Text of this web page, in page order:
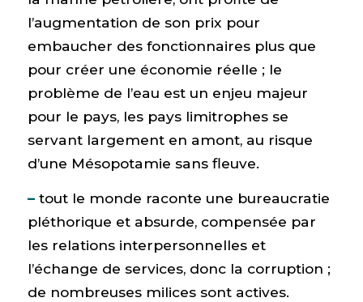
l’augmentation de son prix pour
embaucher des fonctionnaires plus que
pour créer une économie réelle ; le
problème de l’eau est un enjeu majeur
pour le pays, les pays limitrophes se
servant largement en amont, au risque
d’une Mésopotamie sans fleuve.
–tout le monde raconte une bureaucratie
pléthorique et absurde, compensée par
les relations interpersonnelles et
l’échange de services, donc la corruption ;
de nombreuses milices sont actives.